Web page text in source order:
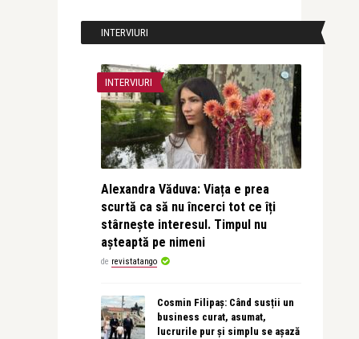
INTERVIURI
INTERVIURI
Alexandra Văduva: Viața e prea
scurtă ca să nu încerci tot ce îți
stârnește interesul. Timpul nu
așteaptă pe nimeni
de revistatango
Cosmin Filipaș: Când susții un
business curat, asumat,
lucrurile pur și simplu se așază